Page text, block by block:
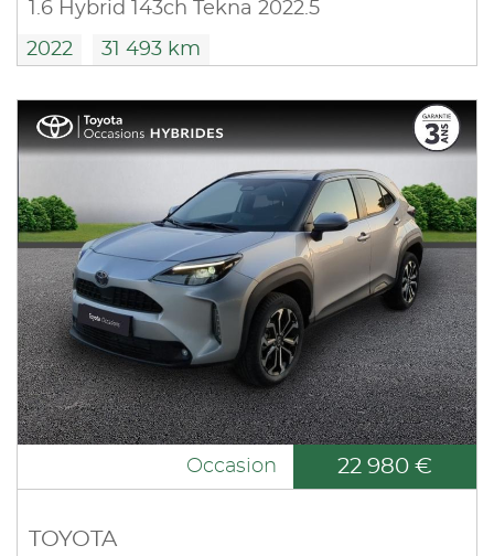
1.6 Hybrid 143ch Tekna 2022.5
2022 31 493 km
Occasion 22 980 €
TOYOTA